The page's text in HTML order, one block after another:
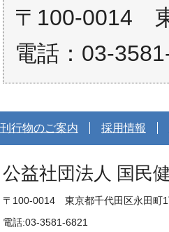
〒100-0014
電話：03-
刊行物のご案内 採用情報
公益社団法人 国民
〒100-0014 東京都千代田区永田町
電話:03-3581-6821